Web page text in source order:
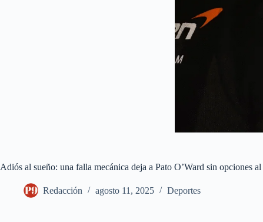
Adiós al sueño: una falla mecánica deja a Pato O’Ward sin opciones
Redacción agosto 11, 2025 Deportes